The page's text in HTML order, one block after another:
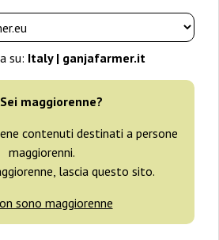
su: Italy | ganjafarmer.it
Sei maggiorenne?
contenuti destinati a persone
maggiorenni.
lascia questo sito.
sono maggiorenne
Ordinamento